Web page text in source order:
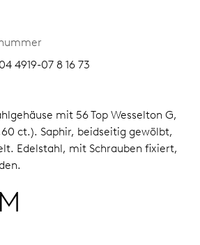
4919-07 8 16 73
mit 56 Top Wesselton G,
ct.). Saphir, beidseitig gewölbt,
Edelstahl, mit Schrauben fixiert,